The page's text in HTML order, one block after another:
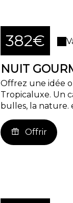
382€
NUIT
Offrez une idée
Tropicaluxe. Un
bulles, la nature.
Offrir